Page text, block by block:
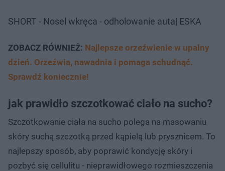
SHORT - Nosel wkręca - odholowanie auta| ESKA
ZOBACZ RÓWNIEŻ: Najlepsze orzeźwienie w upalny
dzień. Orzeźwia, nawadnia i pomaga schudnąć.
Sprawdź koniecznie!
jak prawidło szczotkować ciało na sucho?
Szczotkowanie ciała na sucho polega na masowaniu
skóry suchą szczotką przed kąpielą lub prysznicem. To
najlepszy sposób, aby poprawić kondycję skóry i
pozbyć się cellulitu - nieprawidłowego rozmieszczenia